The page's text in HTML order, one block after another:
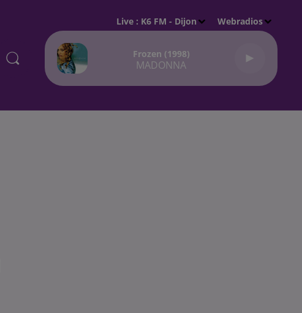
Live : K6 FM - Dijon Webradios
Frozen (1998)
MADONNA